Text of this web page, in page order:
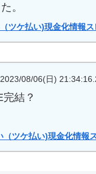
。
ツケ払い)現金化情報
08/06(日)
結？
（ツケ払い)現金化情報